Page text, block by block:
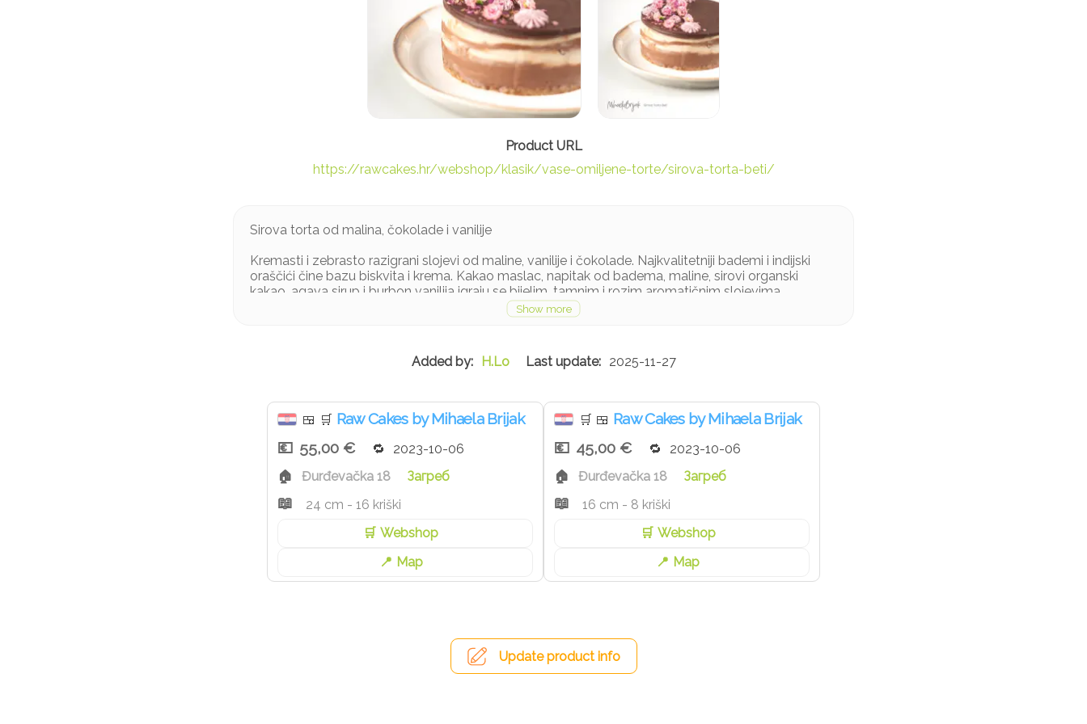
https://rawcakes.hr/webshop/klasik/vase-omiljene-torte/sirova-torta-beti/
Sirova torta od malina, čokolade i vanilije
Kremasti i zebrasto razigrani slojevi od maline, vanilije i čokolade. Najkvalitetniji bademi i indijski
oraščići čine bazu biskvita i krema. Kakao maslac, napitak od badema, maline, sirovi organski
kakao, agava sirup i burbon vanilija igraju se bijelim, tamnim i rozim aromatičnim slojevima.
Sastojci:*Indijski oraščići,*bademi,*agava sirup ili *kokosov nektar, *napitak od badema, *kakao u
*Sastojci iz ekološkog uzgoja
H.Lo 2025-11-27
🍱 🛒 Raw Cakes by Mihaela Brijak
55,00 €
2023-10-06
Đurđevačka 18
Загреб
24 cm - 16 kriški
Webshop
Map
🛒 🍱 Raw Cakes by Mihaela Brijak
45,00 €
2023-10-06
Đurđevačka 18
Загреб
16 cm - 8 kriški
Webshop
Map
Update product info